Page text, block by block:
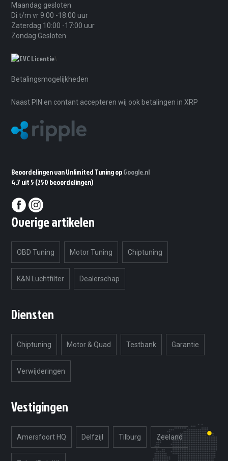
Maandag gesloten
Di t/m vr 9:00 -18:00 uur
Zaterdag 10:00 -17:00 uur
Zondag Gesloten
Betalingsmogelijkheden
Naast PIN en contant accepteren wij ook betalingen in XRP
Beoordelingen van Unlimited Tuning opGoogle.nl
4.7 uit 5 (250 beoordelingen)
Overige artikelen
OBD Tuning Motor Tuning Chiptuning
K&N Luchtfilter Dealerschap
Diensten
Chiptuning Motor & Quad Testbank Garantie
Verwijderingen
Vestigingen
Amersfoort HQ Delfzijl Tilburg Zeeland